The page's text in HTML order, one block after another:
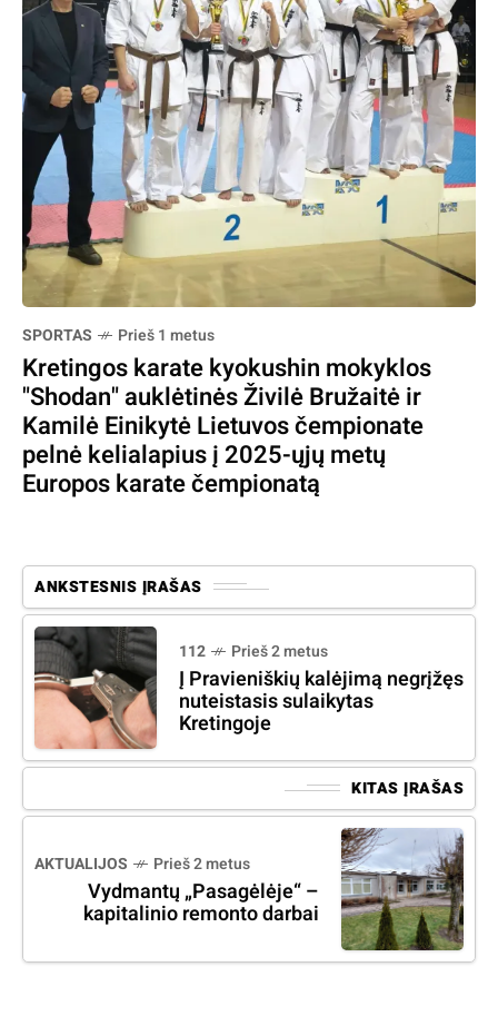
SPORTAS Prieš 1 metus
Kretingos karate kyokushin mokyklos
"Shodan" auklėtinės Živilė Bružaitė ir
Kamilė Einikytė Lietuvos čempionate
pelnė kelialapius į 2025-ųjų metų
Europos karate čempionatą
ANKSTESNIS ĮRAŠAS
112 Prieš 2 metus
Į Pravieniškių kalėjimą negrįžęs
nuteistasis sulaikytas
Kretingoje
KITAS ĮRAŠAS
AKTUALIJOS Prieš 2 metus
Vydmantų „Pasagėlėje“ –
kapitalinio remonto darbai